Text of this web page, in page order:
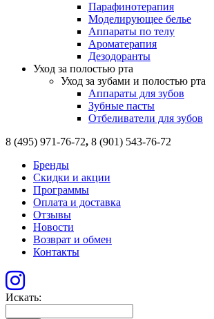
Парафинотерапия
Моделирующее белье
Аппараты по телу
Ароматерапия
Дезодоранты
Уход за полостью рта
Уход за зубами и полостью рта
Аппараты для зубов
Зубные пасты
Отбеливатели для зубов
8 (495) 971-76-72, 8 (901) 543-76-72
Бренды
Скидки и акции
Программы
Оплата и доставка
Отзывы
Новости
Возврат и обмен
Контакты
Искать: